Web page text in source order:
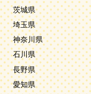
茨城県
埼玉県
神奈川県
石川県
長野県
愛知県